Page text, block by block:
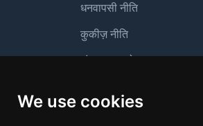
We use cookies
धनवापसी नीति
कुकीज़ नीति
संसाधन उपयोग